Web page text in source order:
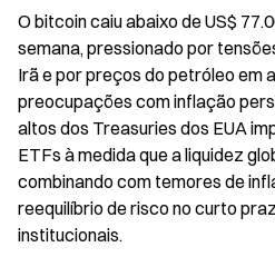
O bitcoin caiu abaixo de US$
semana, pressionado por
Irã e por preços do petróleo em
preocupações com inflação
altos dos Treasuries dos EUA
ETFs à medida que a liquidez
combinando com temores de
reequilíbrio de risco no curto
institucionais.